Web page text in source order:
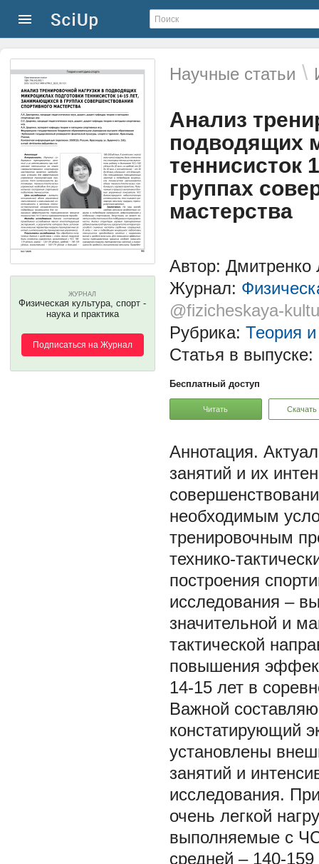
Научные статьи \
Анализ
подводящих
теннисисток
группах
мастерства
ЖУРНАЛ
Физическая культура, спорт -
наука и практика
Подписаться на Журнал
Автор:
Журнал:
@fizicheskaya-
Рубрика: Теория
Статья в выпуске:
Бесплатный доступ
Читать Скачать
занятий и их
необходимым
тренировочным
технико-
построения
исследования –
значительной и
тактической
повышения
14-15 лет в
Важной
констатирующий
установлены
занятий и
исследования.
очень легкой
выполняемые с
средней – 140-